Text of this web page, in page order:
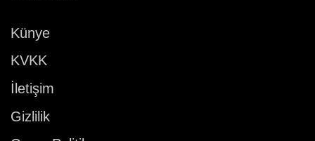
Künye
KVKK
İletişim
Gizlilik